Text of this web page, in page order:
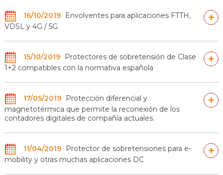
16/10/2019
Envolventes para aplicaciones FTTH,
VDSL y 4G / 5G
+
15/10/2019
Protectores de sobretensión de Clase
1+2 compatibles con la normativa española
+
17/05/2019
Protección diferencial y
magnetotérmica que permite la reconexión de los
contadores digitales de compañía actuales.
+
11/04/2019
Protector de sobretensiones para e-
mobility y otras muchas aplicaciones DC
+